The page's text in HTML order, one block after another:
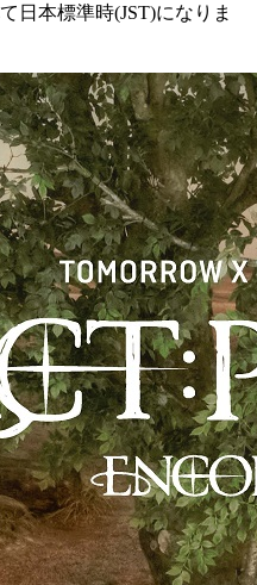
日本標準時(JST)になりま